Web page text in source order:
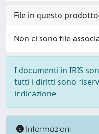
File in questo prodotto:
Non ci sono file
I documenti in IRIS
tutti i diritti sono
indicazione.
Informazioni